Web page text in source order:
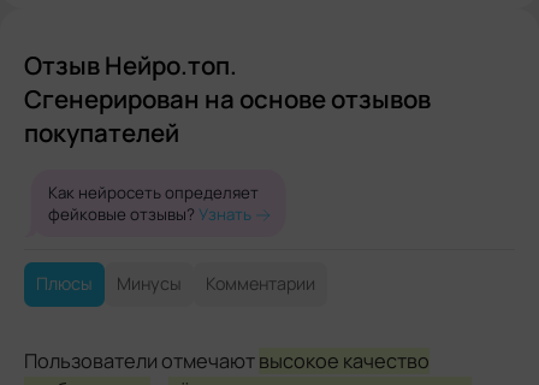
Отзыв Нейро.топ.
Сгенерирован на основе отзывов
покупателей
Как нейросеть определяет
фейковые отзывы? Узнать
Плюсы Минусы Комментарии
Пользователи отмечаютвысокое качество